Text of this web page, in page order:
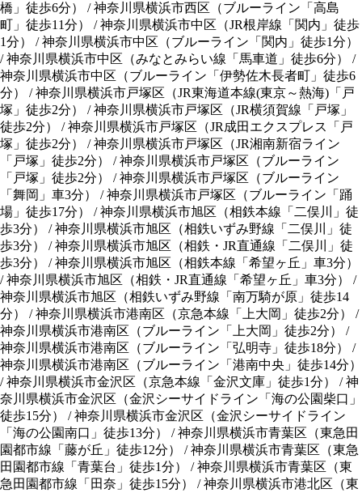
橋」徒歩6分） /神奈川県横浜市西区 （ブルーライン「高島
町」徒歩11分） /神奈川県横浜市中区 （JR根岸線「関内」徒歩
1分） /神奈川県横浜市中区 （ブルーライン「関内」徒歩1分）
/神奈川県横浜市中区 （みなとみらい線「馬車道」徒歩6分）
/
神奈川県横浜市中区
（ブルーライン「伊勢佐木長者町」徒歩6
分） /神奈川県横浜市戸塚区 （JR東海道本線(東京～熱海)「戸
塚」徒歩2分） /神奈川県横浜市戸塚区 （JR横須賀線「戸塚」
徒歩2分） /神奈川県横浜市戸塚区 （JR成田エクスプレス「戸
塚」徒歩2分） /神奈川県横浜市戸塚区 （JR湘南新宿ライン
「戸塚」徒歩2分） /神奈川県横浜市戸塚区 （ブルーライン
「戸塚」徒歩2分） /神奈川県横浜市戸塚区 （ブルーライン
「舞岡」車3分） /神奈川県横浜市戸塚区 （ブルーライン「踊
場」徒歩17分） /神奈川県横浜市旭区 （相鉄本線「二俣川」徒
歩3分） /神奈川県横浜市旭区 （相鉄いずみ野線「二俣川」徒
歩3分） /神奈川県横浜市旭区 （相鉄・JR直通線「二俣川」徒
歩3分） /神奈川県横浜市旭区 （相鉄本線「希望ヶ丘」車3分）
/神奈川県横浜市旭区 （相鉄・JR直通線「希望ヶ丘」車3分）
/
神奈川県横浜市旭区
（相鉄いずみ野線「南万騎が原」徒歩14
分） /神奈川県横浜市港南区 （京急本線「上大岡」徒歩2分）
/
神奈川県横浜市港南区
（ブルーライン「上大岡」徒歩2分）
/
神奈川県横浜市港南区
（ブルーライン「弘明寺」徒歩18分）
/
神奈川県横浜市港南区
（ブルーライン「港南中央」徒歩14分）
/神奈川県横浜市金沢区 （京急本線「金沢文庫」徒歩1分） /神
奈川県横浜市金沢区
（金沢シーサイドライン「海の公園柴口」
徒歩15分） /神奈川県横浜市金沢区 （金沢シーサイドライン
「海の公園南口」徒歩13分） /神奈川県横浜市青葉区 （東急田
園都市線「藤が丘」徒歩12分） /神奈川県横浜市青葉区 （東急
田園都市線「青葉台」徒歩1分） /神奈川県横浜市青葉区 （東
急田園都市線「田奈」徒歩15分） /神奈川県横浜市港北区 （東